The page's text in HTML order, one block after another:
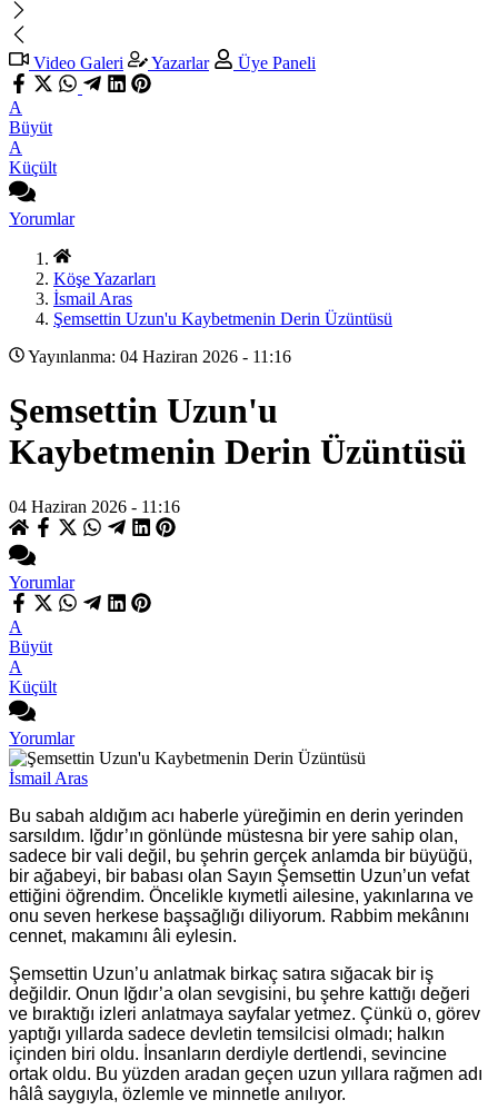
Video Galeri Yazarlar Üye Paneli
A
Büyüt
A
Küçült
Yorumlar
Köşe Yazarları
İsmail Aras
Şemsettin Uzun'u Kaybetmenin Derin Üzüntüsü
Yayınlanma: 04 Haziran 2026 - 11:16
Şemsettin Uzun'u
Kaybetmenin Derin Üzüntüsü
04 Haziran 2026 - 11:16
Yorumlar
A
Büyüt
A
Küçült
Yorumlar
İsmail Aras
Bu sabah aldığım acı haberle yüreğimin en derin yerinden
sarsıldım. Iğdır’ın gönlünde müstesna bir yere sahip olan,
sadece bir vali değil, bu şehrin gerçek anlamda bir büyüğü,
bir ağabeyi, bir babası olan Sayın Şemsettin Uzun’un vefat
ettiğini öğrendim. Öncelikle kıymetli ailesine, yakınlarına ve
onu seven herkese başsağlığı diliyorum. Rabbim mekânını
cennet, makamını âli eylesin.
Şemsettin Uzun’u anlatmak birkaç satıra sığacak bir iş
değildir. Onun Iğdır’a olan sevgisini, bu şehre kattığı değeri
ve bıraktığı izleri anlatmaya sayfalar yetmez. Çünkü o, görev
yaptığı yıllarda sadece devletin temsilcisi olmadı; halkın
içinden biri oldu. İnsanların derdiyle dertlendi, sevincine
ortak oldu. Bu yüzden aradan geçen uzun yıllara rağmen adı
hâlâ saygıyla, özlemle ve minnetle anılıyor.